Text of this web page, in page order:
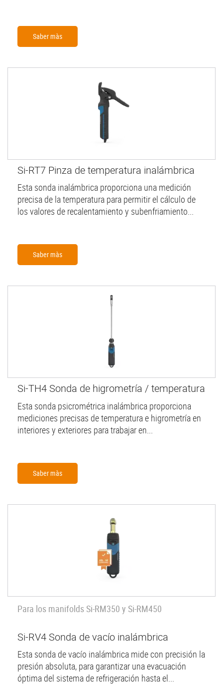
Saber màs
Si-RT7 Pinza de temperatura inalámbrica
Esta sonda inalámbrica proporciona una medición
precisa de la temperatura para permitir el cálculo de
los valores de recalentamiento y subenfriamiento...
Saber màs
Si-TH4 Sonda de higrometría / temperatura
Esta sonda psicrométrica inalámbrica proporciona
mediciones precisas de temperatura e higrometría en
interiores y exteriores para trabajar en...
Saber màs
Para los manifolds Si-RM350 y Si-RM450
Si-RV4 Sonda de vacío inalámbrica
Esta sonda de vacío inalámbrica mide con precisión la
presión absoluta, para garantizar una evacuación
óptima del sistema de refrigeración hasta el...